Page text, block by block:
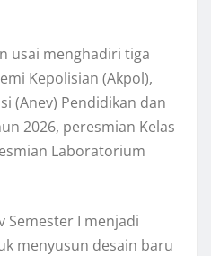
usai menghadiri tiga
Kepolisian (Akpol),
(Anev) Pendidikan dan
2026, peresmian Kelas
Laboratorium
Semester I menjadi
menyusun desain baru